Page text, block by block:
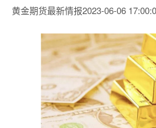
黄金期货最新情报2023-06-06